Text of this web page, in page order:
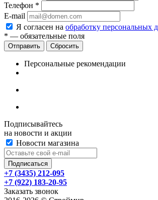
Телефон *
E-mail
Я согласен на обработку персональных
* — обязательные поля
Сбросить
Персональные рекомендации
Подписывайтесь
на новости и акции
Новости магазина
+7 (3435) 212-095
+7 (922) 183-20-95
Заказать звонок